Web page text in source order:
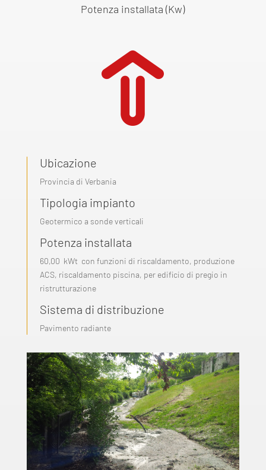
Potenza installata (Kw)
Ubicazione
Provincia di Verbania
Tipologia impianto
Geotermico a sonde verticali
Potenza installata
60,00 kWt con funzioni di riscaldamento, produzione
ACS, riscaldamento piscina, per edificio di pregio in
ristrutturazione
Sistema di distribuzione
Pavimento radiante